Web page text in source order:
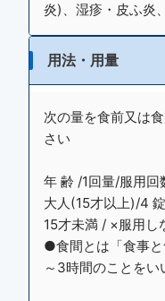
炎)、湿疹・皮ふ炎
用法・用量
次の量を食前又は
さい
年 齢 /1回量/服用回
大人(15才以上)/4
15才未満 / ×服用し
●食間とは「食事
～3時間のことをい